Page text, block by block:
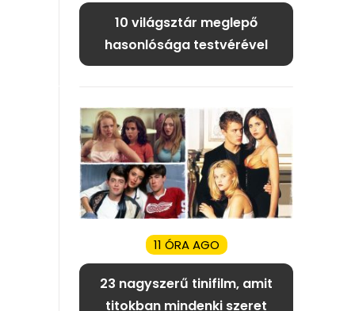
10 világsztár meglepő
hasonlósága testvérével
11 ÓRA AGO
23 nagyszerű tinifilm, amit
titokban mindenki szeret